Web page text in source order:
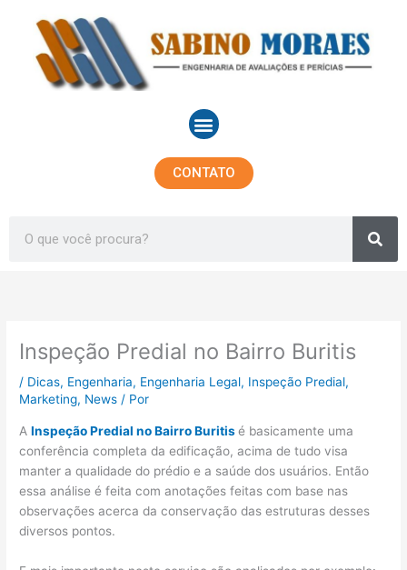
conteúdo
Menu
CONTATO
Inspeção Predial no Bairro Buritis
/ Dicas, Engenharia, Engenharia Legal, Inspeção Predial,
Marketing, News / Por
AInspeção Predial no Bairro Buritisé basicamente uma
conferência completa da edificação, acima de tudo visa
manter a qualidade do prédio e a saúde dos usuários. Então
essa análise é feita com anotações feitas com base nas
observações acerca da conservação das estruturas desses
diversos pontos.